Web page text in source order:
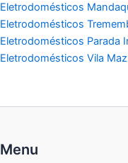
Eletrodomésticos
Eletrodomésticos
Eletrodomésticos Parada
Eletrodomésticos Vila
Menu